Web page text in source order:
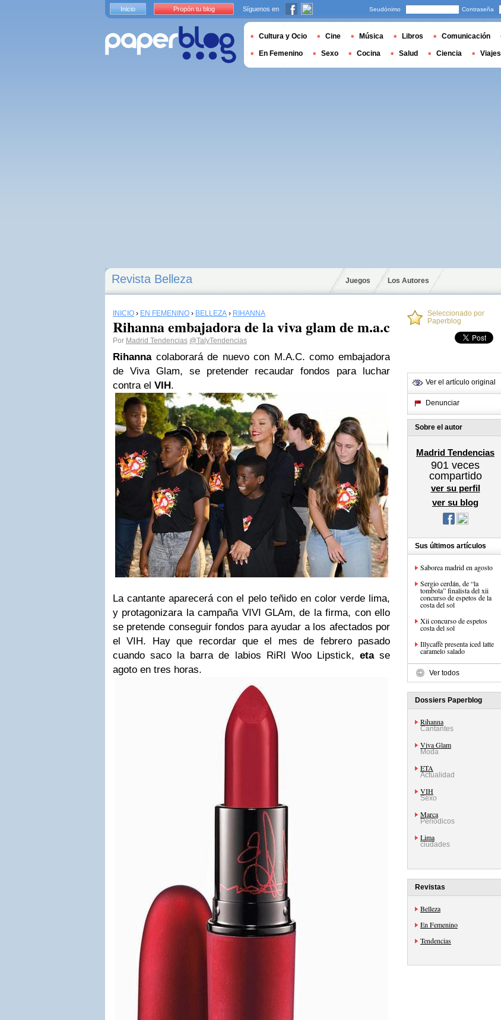
Revista Belleza Juegos Los Autores
INICIO › EN FEMENINO › BELLEZA › RIHANNA
Rihanna embajadora de la viva glam de m.a.c
Por Madrid Tendencias @TalyTendencias
Rihannacolaborará de nuevo con M.A.C. como embajadora
de Viva Glam, se pretender recaudar fondos para luchar
contra el VIH.
La cantante aparecerá con el pelo teñido en color verde lima,
y protagonizara la campaña VIVI GLAm, de la firma, con ello
se pretende conseguir fondos para ayudar a los afectados por
el VIH. Hay que recordar que el mes de febrero pasado
cuando saco la barra de labios RiRI Woo Lipstick, etase
agoto en tres horas.
Seleccionado por
Paperblog
Ver el artículo original
Denunciar
Sobre el autor
Madrid Tendencias
901 veces
compartido
ver su perfil
ver su blog
Sus últimos artículos
Saborea madrid en agosto
Sergio cerdán, de “la
tombola” finalista del xii
concurso de espetos de la
costa del sol
Xii concurso de espetos
costa del sol
Illycaffè presenta iced latte
caramelo salado
Ver todos
Dossiers Paperblog
Rihanna
Cantantes
Viva Glam
Moda
ETA
Actualidad
VIH
Sexo
Marca
Periódicos
Lima
ciudades
Revistas
Belleza
En Femenino
Tendencias
Inicio Propón tu blog Síguenos en Seudónimo Contraseña
Cultura y Ocio Cine Música Libros Comunicación
En Femenino Sexo Cocina Salud Ciencia Viajes